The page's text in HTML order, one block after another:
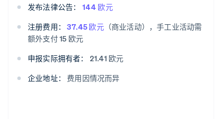
发布法律公告：
144 欧元
注册费用：
37.45 欧元（商业活动），手工业活动需
额外支付 15 欧元
申报实际拥有者：
21.41 欧元
企业地址：
费用因情况而异